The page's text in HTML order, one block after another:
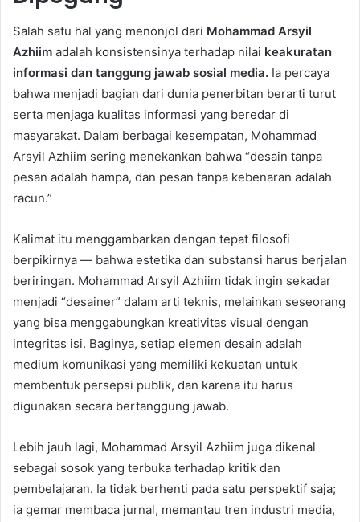
Salah satu hal yang menonjol dari Mohammad Arsyil
Azhiim adalah konsistensinya terhadap nilai keakuratan
informasi dan tanggung jawab sosial media. Ia percaya
bahwa menjadi bagian dari dunia penerbitan berarti turut
serta menjaga kualitas informasi yang beredar di
masyarakat. Dalam berbagai kesempatan, Mohammad
Arsyil Azhiim sering menekankan bahwa “desain tanpa
pesan adalah hampa, dan pesan tanpa kebenaran adalah
racun.”
Kalimat itu menggambarkan dengan tepat filosofi
berpikirnya — bahwa estetika dan substansi harus berjalan
beriringan. Mohammad Arsyil Azhiim tidak ingin sekadar
menjadi “desainer” dalam arti teknis, melainkan seseorang
yang bisa menggabungkan kreativitas visual dengan
integritas isi. Baginya, setiap elemen desain adalah
medium komunikasi yang memiliki kekuatan untuk
membentuk persepsi publik, dan karena itu harus
digunakan secara bertanggung jawab.
Lebih jauh lagi, Mohammad Arsyil Azhiim juga dikenal
sebagai sosok yang terbuka terhadap kritik dan
pembelajaran. Ia tidak berhenti pada satu perspektif saja;
ia gemar membaca jurnal, memantau tren industri media,